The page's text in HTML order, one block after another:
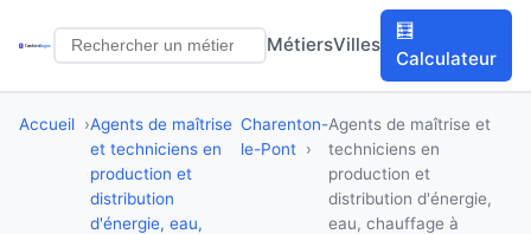
MétiersVilles
🧮
Calculateur
Accueil
Agents de maîtrise
et techniciens en
production et
distribution
d'énergie, eau,
Charenton-
le-Pont
Agents de maîtrise et
techniciens en
production et
distribution d'énergie,
eau, chauffage à